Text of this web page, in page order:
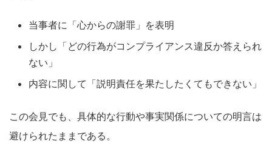
当事者に「心からの謝罪」を表明
しかし「どの行為がコンプライアンス違反か答えられ
ない」
内容に関して「説明責任を果たしたくてもできない」
この会見でも、具体的な行動や事実関係についての明言は
避けられたままである。